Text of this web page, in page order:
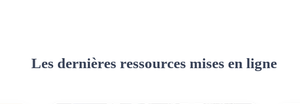
Les dernières ressources mises en ligne